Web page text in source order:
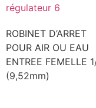
régulateur 6
ROBINET D’ARRET
POUR AIR OU EAU
ENTREE FEMELLE
(9,52mm)